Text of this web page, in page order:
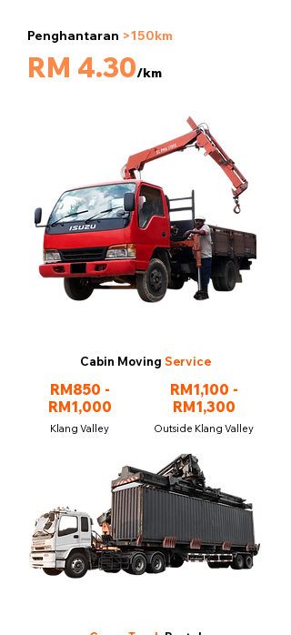
Penghantaran >150km
RM 4.30/km
Cabin Moving Service
RM850 -
RM1,000
Klang Valley
RM1,100 -
RM1,300
Outside Klang Valley